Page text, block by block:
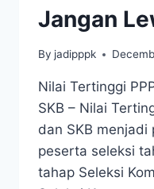
Jangan
By jadipppk
Nilai Tertinggi
SKB – Nilai
dan SKB
peserta seleksi
tahap Seleksi